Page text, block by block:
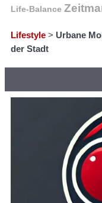
Life-Balance
Lifestyle > Urbane
der Stadt